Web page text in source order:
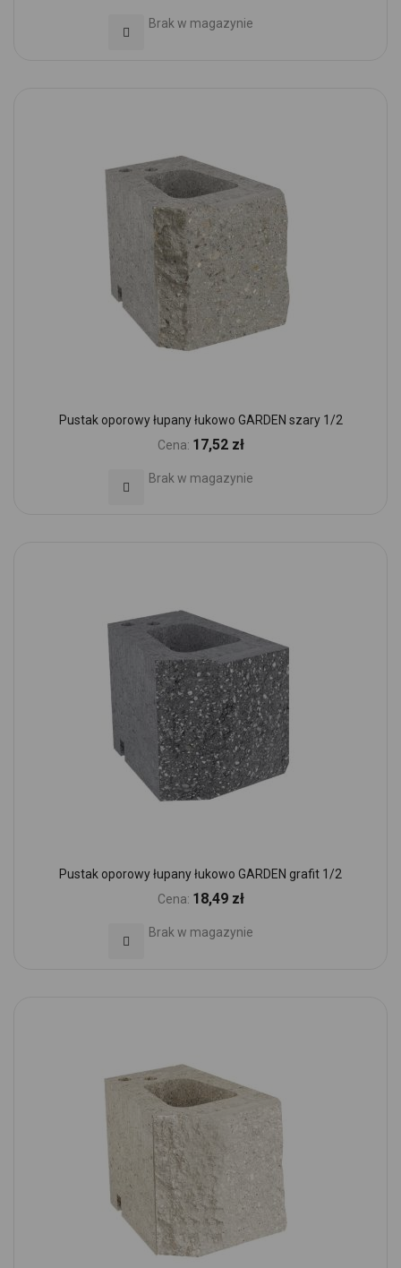
Brak w magazynie
Dodaj do Ulubionych
Pustak oporowy łupany łukowo GARDEN szary 1/2
Cena: 17,52 zł
Brak w magazynie
Dodaj do Ulubionych
Pustak oporowy łupany łukowo GARDEN grafit 1/2
Cena: 18,49 zł
Brak w magazynie
Dodaj do Ulubionych